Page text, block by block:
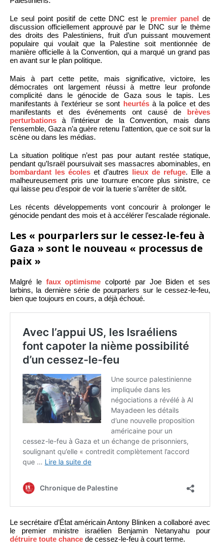
Le seul point positif de cette DNC est le premier panel de
discussion officiellement approuvé par le DNC sur le thème
des droits des Palestiniens, fruit d’un puissant mouvement
populaire qui voulait que la Palestine soit mentionnée de
manière officielle à la Convention, qui a marqué un grand pas
en avant sur le plan politique.
Mais à part cette petite, mais significative, victoire, les
démocrates ont largement réussi à mettre leur profonde
complicité dans le génocide de Gaza sous le tapis. Les
manifestants à l’extérieur se sont heurtésà la police et des
manifestants et des événements ont causé de brèves
perturbations à l’intérieur de la Convention, mais dans
l’ensemble, Gaza n’a guère retenu l’attention, que ce soit sur la
scène ou dans les médias.
La situation politique n’est pas pour autant restée statique,
pendant qu’Israël poursuivait ses massacres abominables, en
bombardant les écoles et d’autres lieux de refuge. Elle a
malheureusement pris une tournure encore plus sinistre, ce
qui laisse peu d’espoir de voir la tuerie s’arrêter de sitôt.
Les récents développements vont concourir à prolonger le
génocide pendant des mois et à accélérer l’escalade régionale.
Les « pourparlers sur le cessez-le-feu à
Gaza » sont le nouveau « processus de
paix »
Malgré le faux optimismecolporté par Joe Biden et ses
larbins, la dernière série de pourparlers sur le cessez-le-feu,
bien que toujours en cours, a déjà échoué.
Le secrétaire d’État américain Antony Blinken a collaboré avec
le premier ministre israélien Benjamin Netanyahu pour
détruire toute chance de cessez-le-feu à court terme.